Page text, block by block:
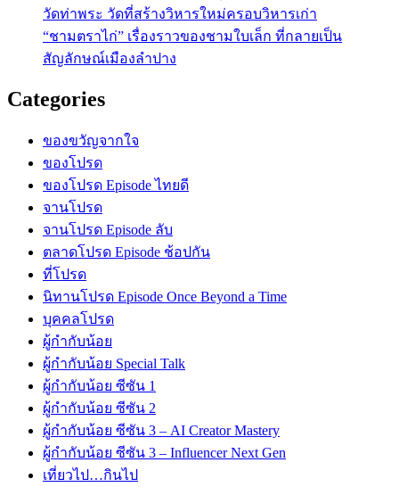
วัดท่าพระ วัดที่สร้างวิหารใหม่ครอบวิหารเก่า
“ชามตราไก่” เรื่องราวของชามใบเล็ก ที่กลายเป็น
สัญลักษณ์เมืองลำปาง
Categories
ของขวัญจากใจ
ของโปรด
ของโปรด Episode ไทยดี
จานโปรด
จานโปรด Episode ลับ
ตลาดโปรด Episode ช้อปกัน
ที่โปรด
นิทานโปรด Episode Once Beyond a Time
บุคคลโปรด
ผู้กำกับน้อย
ผู้กำกับน้อย Special Talk
ผู้กำกับน้อย ซีซัน 1
ผู้กำกับน้อย ซีซัน 2
ผู้กำกับน้อย ซีซัน 3 – AI Creator Mastery
ผู้กำกับน้อย ซีซัน 3 – Influencer Next Gen
เที่ยวไป…กินไป